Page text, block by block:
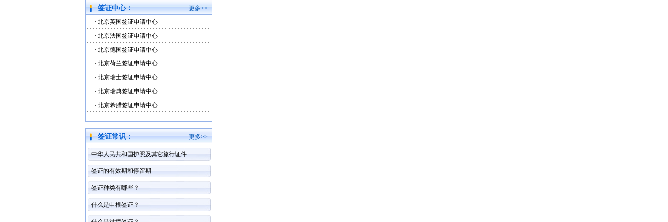
签证中心：
更多>>
北京英国签证申请中心
北京法国签证申请中心
北京德国签证申请中心
北京荷兰签证申请中心
北京瑞士签证申请中心
北京瑞典签证申请中心
北京希腊签证申请中心
签证常识： 更多>>
中华人民共和国护照及其它旅行证件
签证的有效期和停留期
签证种类有哪些？
什么是申根签证？